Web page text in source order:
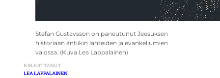
Stefan Gustavsson on paneutunut Jeesuksen
historiaan antiikin lähteiden ja evankeliumien
valossa. (Kuva Lea Lappalainen)
KIRJOITTANUT
LEA LAPPALAINEN